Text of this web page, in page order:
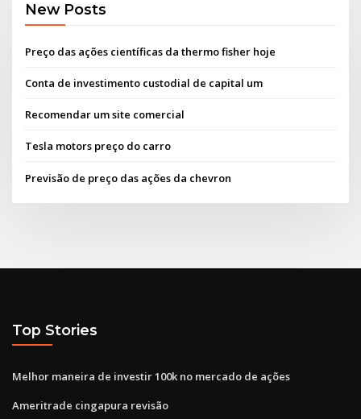
New Posts
Preço das ações científicas da thermo fisher hoje
Conta de investimento custodial de capital um
Recomendar um site comercial
Tesla motors preço do carro
Previsão de preço das ações da chevron
Top Stories
Melhor maneira de investir 100k no mercado de ações
Ameritrade cingapura revisão